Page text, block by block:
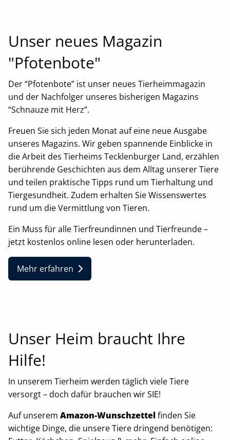
Unser neues Magazin
"Pfotenbote"
Der “Pfotenbote” ist unser neues Tierheimmagazin
und der Nachfolger unseres bisherigen Magazins
“Schnauze mit Herz”.
Freuen Sie sich jeden Monat auf eine neue Ausgabe
unseres Magazins. Wir geben spannende Einblicke in
die Arbeit des Tierheims Tecklenburger Land, erzählen
berührende Geschichten aus dem Alltag unserer Tiere
und teilen praktische Tipps rund um Tierhaltung und
Tiergesundheit. Zudem erhalten Sie Wissenswertes
rund um die Vermittlung von Tieren.
Ein Muss für alle Tierfreundinnen und Tierfreunde –
jetzt kostenlos online lesen oder herunterladen.
Mehr erfahren
Unser Heim braucht Ihre
Hilfe!
In unserem Tierheim werden täglich viele Tiere
versorgt – doch dafür brauchen wir SIE!
Auf unserem Amazon-Wunschzettelfinden Sie
wichtige Dinge, die unsere Tiere dringend benötigen: